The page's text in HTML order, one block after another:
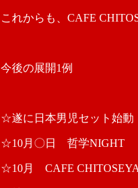
これからも、CAFE
今後の展開1例
☆遂に日本男児セット始動
☆10月〇日 哲学NIGHT
☆10月 CAFE